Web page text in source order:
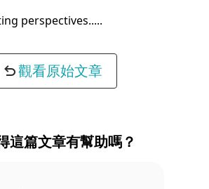
perspectives...
觀看原始文章
這篇文章有幫助嗎？